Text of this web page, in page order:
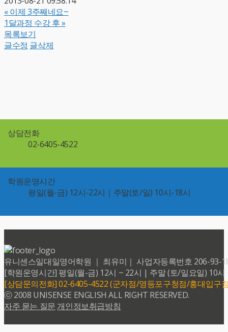
«이제 3주째네요~
1달과정 수강 후»
목록보기
글수정 글삭제
상담전화
02-6405-4522
학원운영시간
평일(월-금) 12시-22시｜주말(토/일) 10시-18시
유니센스일대일영어학원 ｜ 최유미｜ 사업자등록번호 206-93-
[학원운영시간] 평일(월-금) 12시 ~ 22시 | 주말 (토/일요일) 10시
[상담문의전화] 02-6405-4522 (군자점/영등포구청점/홍대입구
ⓒ 2008 UNISENSE ENGLISH ALL RIGHT RESERVED.
자주 묻는 질문 개인정보취급방침